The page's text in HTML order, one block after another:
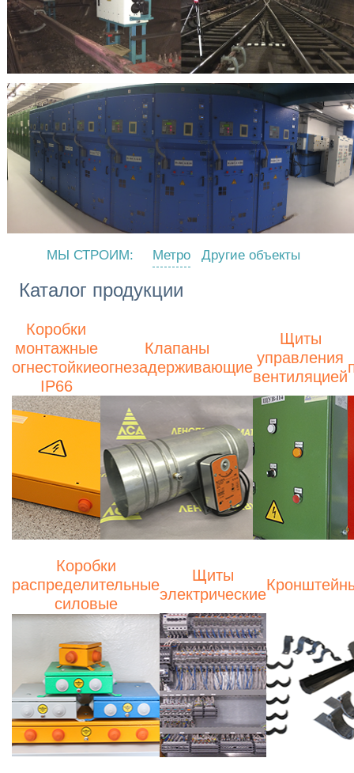
МЫ СТРОИМ: Метро Другие объекты
Каталог продукции
Коробки
монтажные
огнестойкие
IP66
Клапаны
огнезадерживающие
Щиты
управления
вентиляцией
Коробки
распределительные
силовые
Щиты
электрические